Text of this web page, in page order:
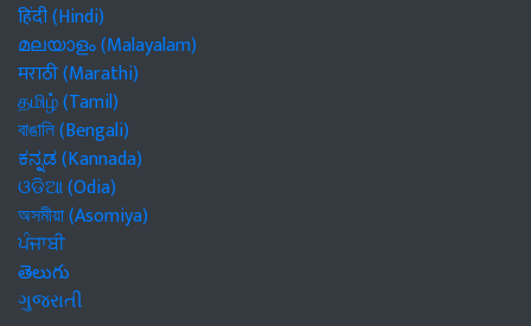
हिंदी (Hindi)
മലയാളം (Malayalam)
मराठी (Marathi)
தமிழ் (Tamil)
বাঙালি (Bengali)
ಕನ್ನಡ (Kannada)
ଓଡିଆ (Odia)
অসমীয়া (Asomiya)
ਪੰਜਾਬੀ
తెలుగు
ગુજરાતી